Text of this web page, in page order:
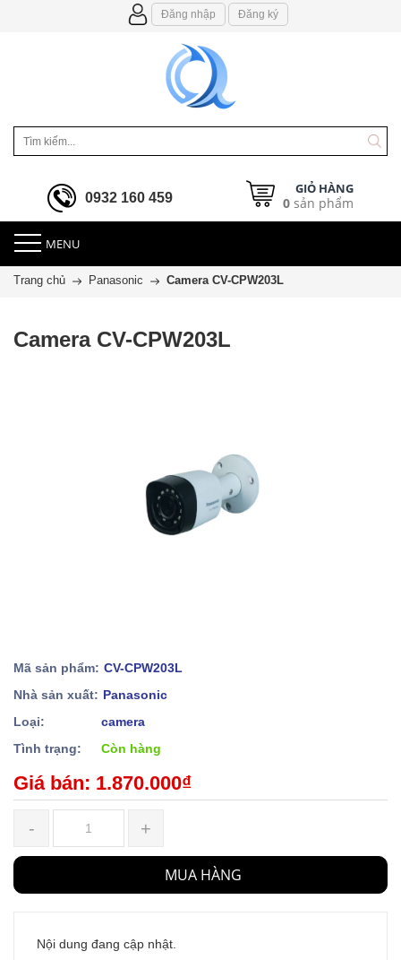
Đăng nhập Đăng ký
0932 160 459
GIỎ HÀNG
0sản phẩm
MENU
Trang chủ Panasonic Camera CV-CPW203L
Camera CV-CPW203L
Mã sản phẩm: CV-CPW203L
Nhà sản xuất: Panasonic
Loại:
camera
Tình trạng:
Còn hàng
Giá bán: 1.870.000₫
- +
MUA HÀNG
Nội dung đang cập nhật.